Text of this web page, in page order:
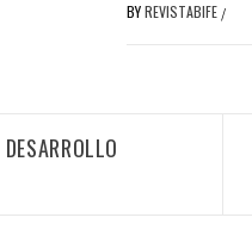
BY REVISTABIFE /